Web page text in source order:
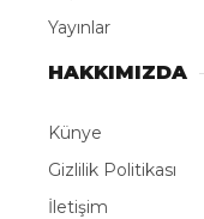
Yayınlar
HAKKIMIZDA
Künye
Gizlilik Politikası
İletişim